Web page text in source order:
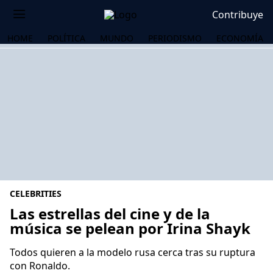
Contribuye
HOME POLÍTICA MUNDO PERIODISMO ECONOMÍA
CELEBRITIES
Las estrellas del cine y de la
música se pelean por Irina Shayk
Todos quieren a la modelo rusa cerca tras su ruptura
con Ronaldo.